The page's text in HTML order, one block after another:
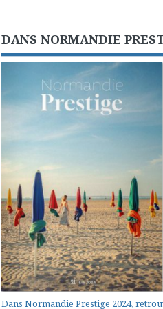
DANS NORMANDIE
Dans Normandie Prestige 2024,